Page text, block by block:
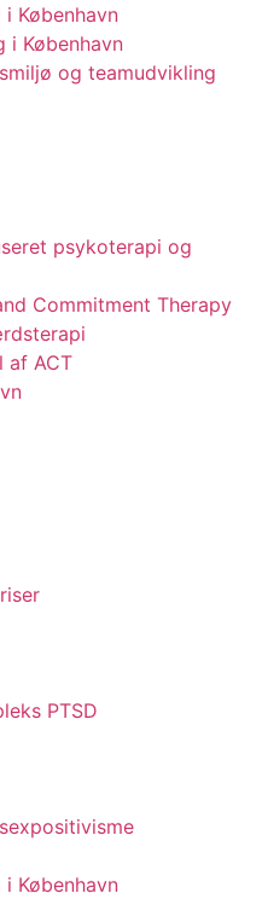
København
i København
og teamudvikling
psykoterapi og
Commitment Therapy
af ACT
PTSD
København